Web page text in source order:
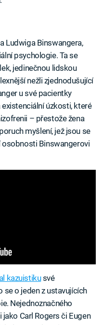
Ludwiga Binswangera,
psychologie. Ta se
jedinečnou lidskou
nežli zjednodušující
u své pacientky
úzkosti, které
– přestože žena
myšlení, jež jsou se
osobnosti Binswangerovi
kazuistikusvé
se o jeden z ustavujících
Nejednoznačného
Carl Rogers či Eugen